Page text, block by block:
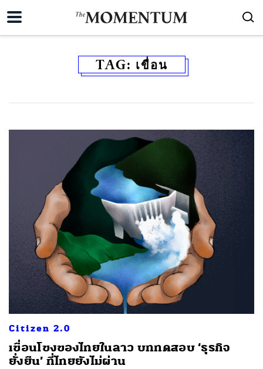
TAG: เขื่อน
Citizen 2.0
เขื่อนโขงของไทยในลาว บททดสอบ ‘ธุรกิจ
ยั่งยืน’ ที่ไทยยังไม่ผ่าน